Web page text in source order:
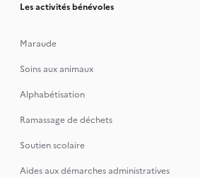
Les activités bénévoles
Maraude
Soins aux animaux
Alphabétisation
Ramassage de déchets
Soutien scolaire
Aides aux démarches administratives